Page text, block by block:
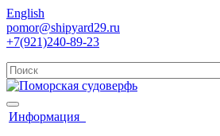
English
pomor@shipyard29.ru
+7(921)240-89-23
Информация